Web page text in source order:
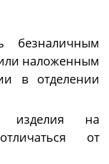
безналичным
наложенным
в отделении
изделия на
от